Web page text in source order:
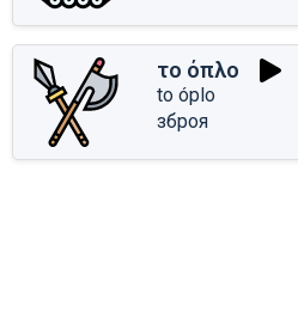
το όπλο
to óplo
зброя